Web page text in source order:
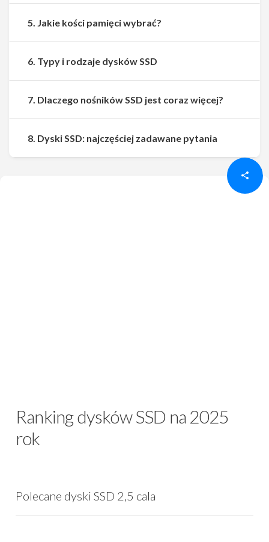
Udostępnij Udostępnij
Ranking dysków SSD na 2025
rok
Polecane dyski SSD 2,5 cala
5. Jakie kości pamięci wybrać?
6. Typy i rodzaje dysków SSD
7. Dlaczego nośników SSD jest coraz więcej?
8. Dyski SSD: najczęściej zadawane pytania